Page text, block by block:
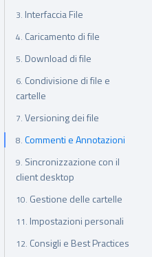
Interfaccia File
Caricamento di file
Download di file
Condivisione di file e
cartelle
Versioning dei file
Commenti e Annotazioni
Sincronizzazione con il
client desktop
Gestione delle cartelle
Impostazioni personali
Consigli e Best Practices